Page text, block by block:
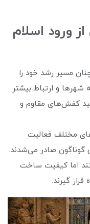
اسلام
مسیر رشد خود را
شهرها و ارتباط بیشتر
کفش‌های مقاوم و
مختلف فعالیت
گوناگون صادر می‌شدند.
اما کیفیت ساخت
گیرند.